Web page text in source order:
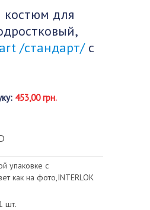
для
/стандарт/с
: 453,00 грн.
упаковке с
как на фото,INTERLOK
шт.